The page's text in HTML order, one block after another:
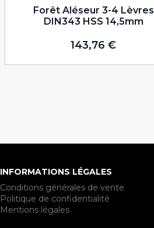
Forêt Aléseur 3-4 Lèvres
DIN343 HSS 14,5mm
143,76€
INFORMATIONS LÉGALES
Conditions générales de vente
Politique de confidentialité
Mentions légales